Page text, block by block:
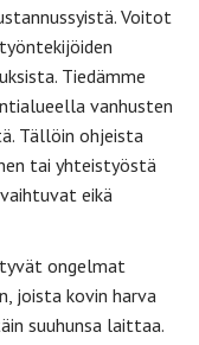
Voitot
Tiedämme
vanhusten
Tällöin ohjeista
tai yhteistyöstä
eikä
ongelmat
joista kovin harva
suuhunsa laittaa.